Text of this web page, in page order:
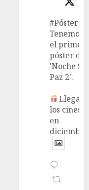
#Póster
Tenemos
el primer
póster de
'Noche
Paz 2'.
Llega a
los cines
en